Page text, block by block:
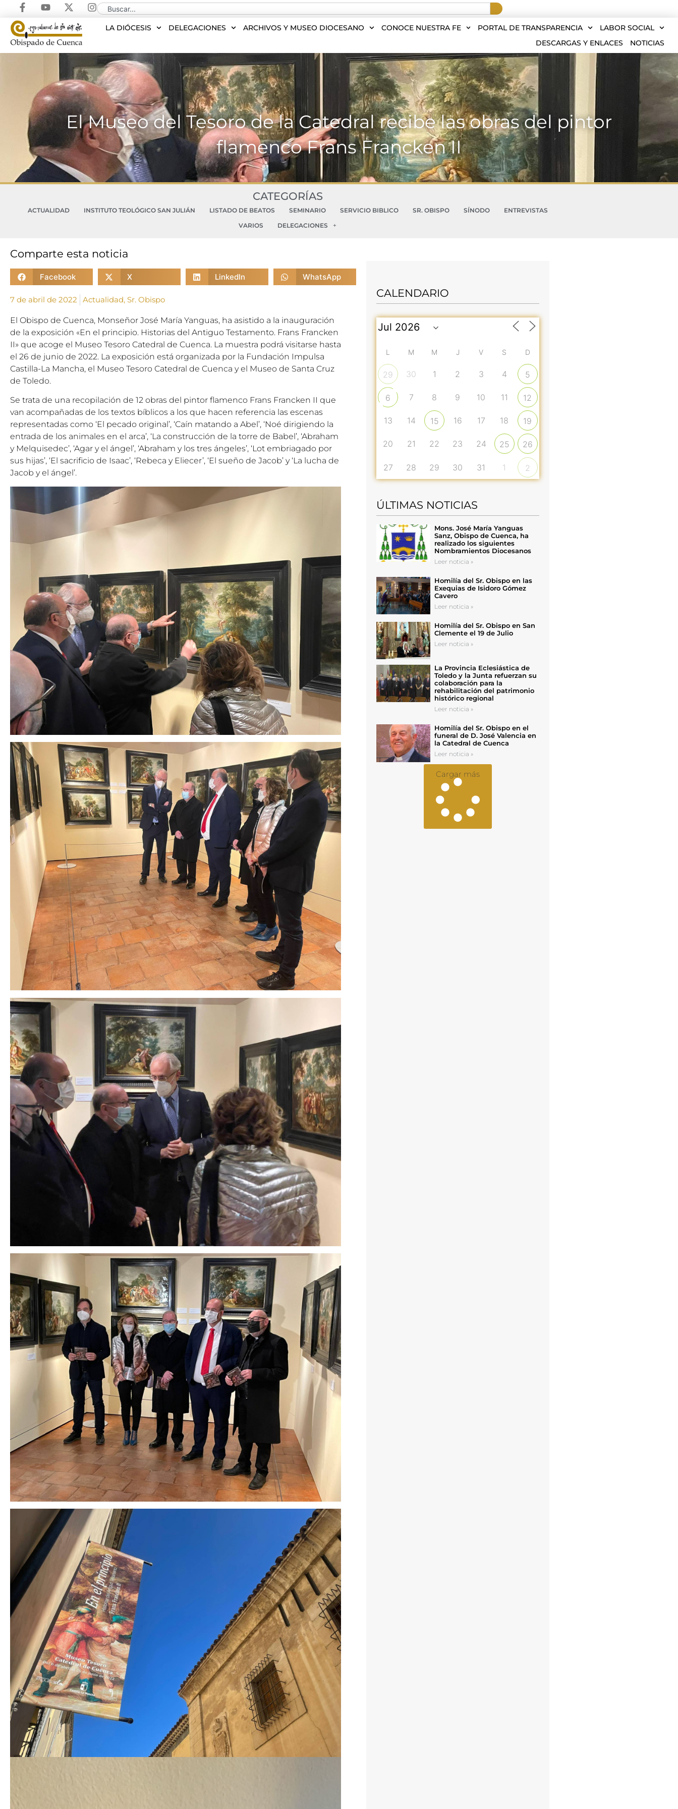
LA DIÓCESIS DELEGACIONES ARCHIVOS Y MUSEO DIOCESANO CONOCE NUESTRA FE PORTAL DE TRANSPARENCIA
LABOR SOCIAL
DESCARGAS Y ENLACES
NOTICIAS
El Museo del Tesoro de la Catedral recibe las obras del pintor
flamenco Frans Francken II
CATEGORÍAS
ACTUALIDAD INSTITUTO TEOLÓGICO SAN JULIÁN LISTADO DE BEATOS SEMINARIO SERVICIO BIBLICO SR. OBISPO SÍNODO
ENTREVISTAS
VARIOS
DELEGACIONES
Comparte esta noticia
Facebook X LinkedIn WhatsApp
7 de abril de 2022 Actualidad, Sr. Obispo
El Obispo de Cuenca, Monseñor José María Yanguas, ha asistido a la inauguración
de la exposición «En el principio. Historias del Antiguo Testamento. Frans Francken
II» que acoge el Museo Tesoro Catedral de Cuenca. La muestra podrá visitarse hasta
el 26 de junio de 2022. La exposición está organizada por la Fundación Impulsa
Castilla-La Mancha, el Museo Tesoro Catedral de Cuenca y el Museo de Santa Cruz
de Toledo.
Se trata de una recopilación de 12 obras del pintor flamenco Frans Francken II que
van acompañadas de los textos bíblicos a los que hacen referencia las escenas
representadas como ‘El pecado original’, ‘Caín matando a Abel’, ‘Noé dirigiendo la
entrada de los animales en el arca’, ‘La construcción de la torre de Babel’, ‘Abraham
y Melquisedec’, ‘Agar y el ángel’, ‘Abraham y los tres ángeles’, ‘Lot embriagado por
sus hijas’, ‘El sacrificio de Isaac’, ‘Rebeca y Eliecer’, ‘El sueño de Jacob’ y ‘La lucha de
Jacob y el ángel’.
CALENDARIO
L M M J V S D
29 30 1 2 3 4 5
6 7 8 9 10 11 12
13 14 15 16 17 18 19
20 21 22 23 24 25 26
27 28 29 30 31 1 2
ÚLTIMAS NOTICIAS
Mons. José María Yanguas
Sanz, Obispo de Cuenca, ha
realizado los siguientes
Nombramientos Diocesanos
Leer noticia »
Homilía del Sr. Obispo en las
Exequias de Isidoro Gómez
Cavero
Leer noticia »
Homilía del Sr. Obispo en San
Clemente el 19 de Julio
Leer noticia »
La Provincia Eclesiástica de
Toledo y la Junta refuerzan su
colaboración para la
rehabilitación del patrimonio
histórico regional
Leer noticia »
Homilía del Sr. Obispo en el
funeral de D. José Valencia en
la Catedral de Cuenca
Leer noticia »
Cargar más